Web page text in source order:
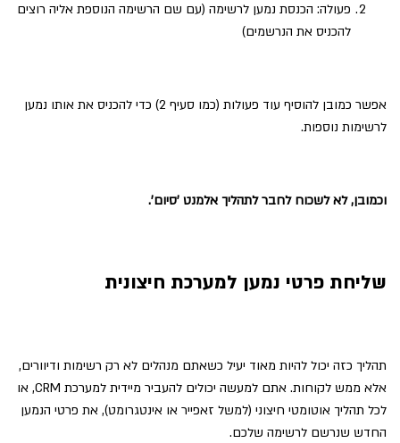
פעולה: הכנסת נמען לרשימה (עם שם הרשימה הנוספת אליה רוצים
להכניס את הנרשמים)
אפשר כמובן להוסיף עוד פעולות (כמו סעיף 2) כדי להכניס את אותו נמען
לרשימות נוספות.
וכמובן, לא לשכוח לחבר לתהליך אלמנט 'סיום'.
שליחת פרטי נמען למערכת חיצונית
תהליך כזה יכול להיות מאוד יעיל כשאתם מנהלים לא רק רשימות ודיוורים,
אלא ממש לקוחות. אתם למעשה יכולים להעביר מיידית למערכת CRM, או
לכל תהליך אוטומטי חיצוני (למשל זאפייר או אינטגרומט), את פרטי הנמען
החדש שנרשם לרשימה שלכם.